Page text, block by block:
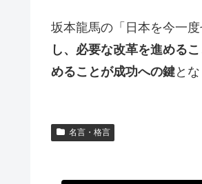
坂本龍馬の「日本を今一
し、必要な改革を進める
めることが成功への鍵と
名言・格言